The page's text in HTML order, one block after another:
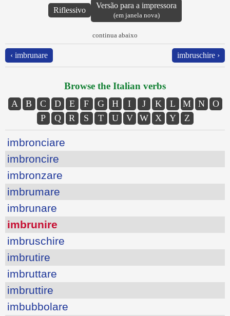
Riflessivo
Versão para a impressora
(em janela nova)
continua abaixo
‹ imbrunare imbruschire ›
Browse the Italian verbs
A B C D E F G H I J K L M N
O
P
Q R S T U V W X Y Z
imbronciare
imbroncire
imbronzare
imbrumare
imbrunare
imbrunire
imbruschire
imbrutire
imbruttare
imbruttire
imbubbolare